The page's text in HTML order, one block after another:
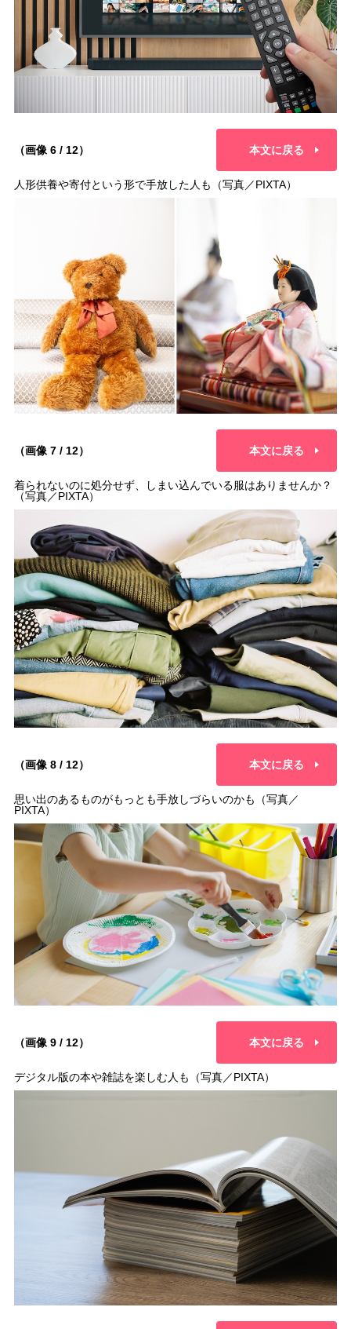
（画像 6 / 12） 本文に戻る
人形供養や寄付という形で手放した人も（写真／PIXTA）
（画像 7 / 12） 本文に戻る
着られないのに処分せず、しまい込んでいる服はありませんか？
（写真／PIXTA）
（画像 8 / 12） 本文に戻る
思い出のあるものがもっとも手放しづらいのかも（写真／
PIXTA）
（画像 9 / 12） 本文に戻る
デジタル版の本や雑誌を楽しむ人も（写真／PIXTA）